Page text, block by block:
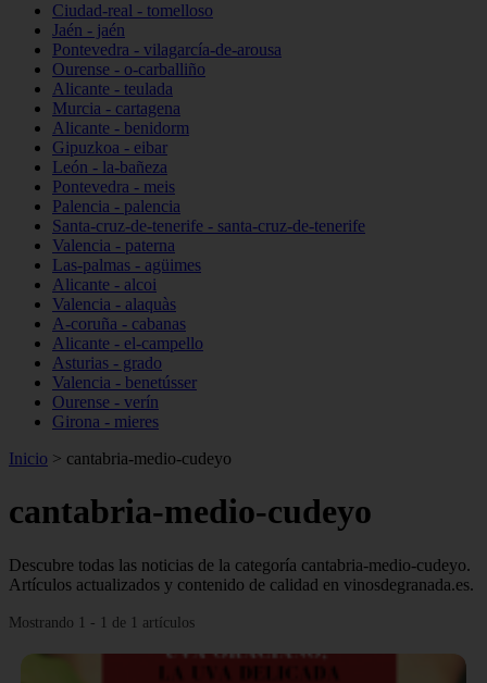
Ciudad-real - tomelloso
Jaén - jaén
Pontevedra - vilagarcía-de-arousa
Ourense - o-carballiño
Alicante - teulada
Murcia - cartagena
Alicante - benidorm
Gipuzkoa - eibar
León - la-bañeza
Pontevedra - meis
Palencia - palencia
Santa-cruz-de-tenerife - santa-cruz-de-tenerife
Valencia - paterna
Las-palmas - agüimes
Alicante - alcoi
Valencia - alaquàs
A-coruña - cabanas
Alicante - el-campello
Asturias - grado
Valencia - benetússer
Ourense - verín
Girona - mieres
Inicio > cantabria-medio-cudeyo
cantabria-medio-cudeyo
Descubre todas las noticias de la categoría cantabria-medio-cudeyo.
Artículos actualizados y contenido de calidad en vinosdegranada.es.
Mostrando 1 - 1 de 1 artículos